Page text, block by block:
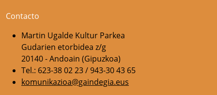
Contacto
Martin Ugalde Kultur Parkea
Gudarien etorbidea z/g
20140 - Andoain (Gipuzkoa)
Tel.: 623-38 02 23 / 943-30 43 65
komunikazioa@gaindegia.eus